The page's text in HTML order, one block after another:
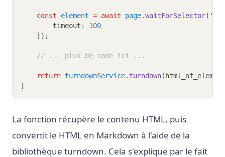
const element = await page.waitForSelector(
        timeout
:
100
    });
// ... plus de code ici ...
return turndownService.turndown
}
La fonction récupère le contenu HTML, puis
convertit le HTML en Markdown à l'aide de la
bibliothèque turndown. Cela s'explique par le fait